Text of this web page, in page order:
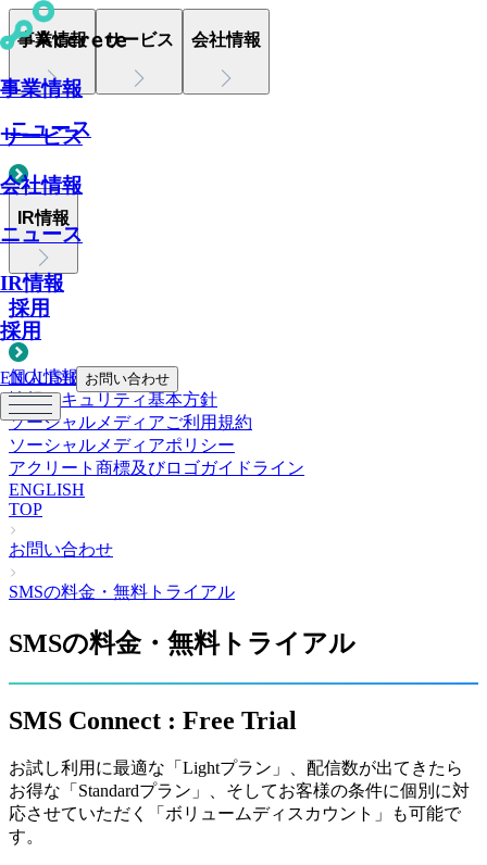
事業情報
サービス
会社情報
ニュース
IR情報
採用
ENGLISH お問い合わせ
事業情報 サービス 会社情報
ニュース
IR情報
採用
個人情報について
情報セキュリティ基本方針
ソーシャルメディアご利用規約
ソーシャルメディアポリシー
アクリート商標及びロゴガイドライン
ENGLISH
TOP
お問い合わせ
SMSの料金・無料トライアル
SMSの料金・無料トライアル
SMS Connect : Free Trial
お試し利用に最適な「Lightプラン」、配信数が出てきたら
お得な「Standardプラン」、そしてお客様の条件に個別に対
応させていただく「ボリュームディスカウント」も可能で
す。